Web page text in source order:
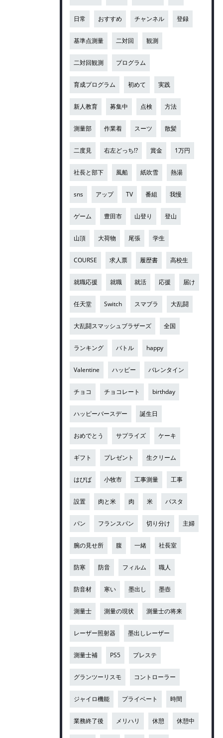
日常 おすすめ チャンネル 登録
基準点測量 二対回 観測
二対回観測 プログラム
育成プログラム 初めて 実践
新人教育 募集中 点検 方法
測量部 作業着 スーツ 散髪
二度見 右左どっち!? 賞金 1万円
社長と部下 風船 紙吹雪 熱湯
sns アップ TV 番組 我慢
ゲーム 豊田市 山登り 登山
山頂 大荷物 尾張 学生
COURSE 求人票 履歴書 高校生
就職応援 就職 就活 応援 届け
任天堂 Switch スマブラ 大乱闘
大乱闘スマッシュブラザーズ 全国
ランキング バトル happy
Valentine ハッピー バレンタイン
チョコ チョコレート birthday
ハッピーバースデー 誕生日
おめでとう サプライズ ケーキ
ギフト プレゼント 生クリーム
はぴば 小牧市 工事測量 工事
設置 肉と米 肉 米 パスタ
パン フランスパン 切り分け 主婦
腕の見せ所 腹 一緒 社長室
防寒 防音 フィルム 職人
防音材 寒い 墨出し 墨壺
測量士 測量の現状 測量士の将来
レーザー照射器 墨出しレーザー
測量士補 PS5 プレステ
グランツーリスモ コントローラー
ジャイロ機能 プライベート 時間
業務終了後 メリハリ 休憩 休憩中